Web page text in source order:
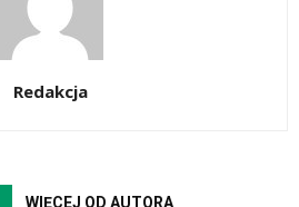
Redakcja
WIĘCEJ OD AUTORA